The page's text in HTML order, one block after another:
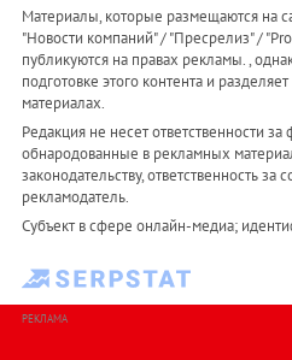
Материалы, которые размещаются на
"Новости компаний" / "Пресрелиз" /
публикуются на правах рекламы. ,
подготовке этого контента и
материалах.
Редакция не несет ответственности
обнародованные в рекламных
законодательству, ответственность
рекламодатель.
Субъект в сфере онлайн-медиа;
РЕКЛАМА